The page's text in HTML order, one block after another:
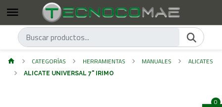
0
CATEGORÍAS HERRAMIENTAS MANUALES ALICATES
ALICATE UNIVERSAL 7" IRIMO